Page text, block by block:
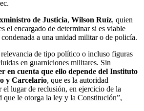
de Justicia, Wilson Ruíz, quien
el encargado de determinar si es viable
condenada a una unidad militar o de policía.
de tipo político o incluso figuras
en guarniciones militares. Sin
en cuenta que ello depende del Instituto
y Carcelario, que es la autoridad
el lugar de reclusión, en ejercicio de la
que le otorga la ley y la Constitución”,